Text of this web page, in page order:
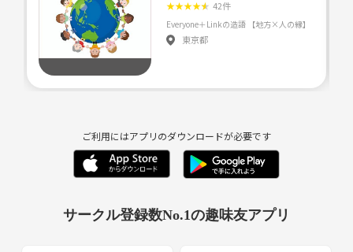
★★★★★ 42件
Everyone＋Linkの造語 【地
東京都
ご利用にはアプリのダウンロードが必要です
サークル登録数No.1の趣味友アプリ